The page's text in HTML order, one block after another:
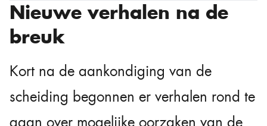
Nieuwe verhalen na de
breuk
Kort na de aankondiging van de
scheiding begonnen er verhalen rond te